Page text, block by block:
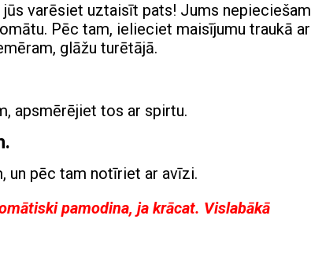
varēsiet uztaisīt pats! Jums
Pēc tam, ielieciet maisījumu traukā ar
glāžu turētājā.
apsmērējiet tos ar spirtu.
un pēc tam notīriet ar avīzi.
pamodina, ja krācat. Vislabākā